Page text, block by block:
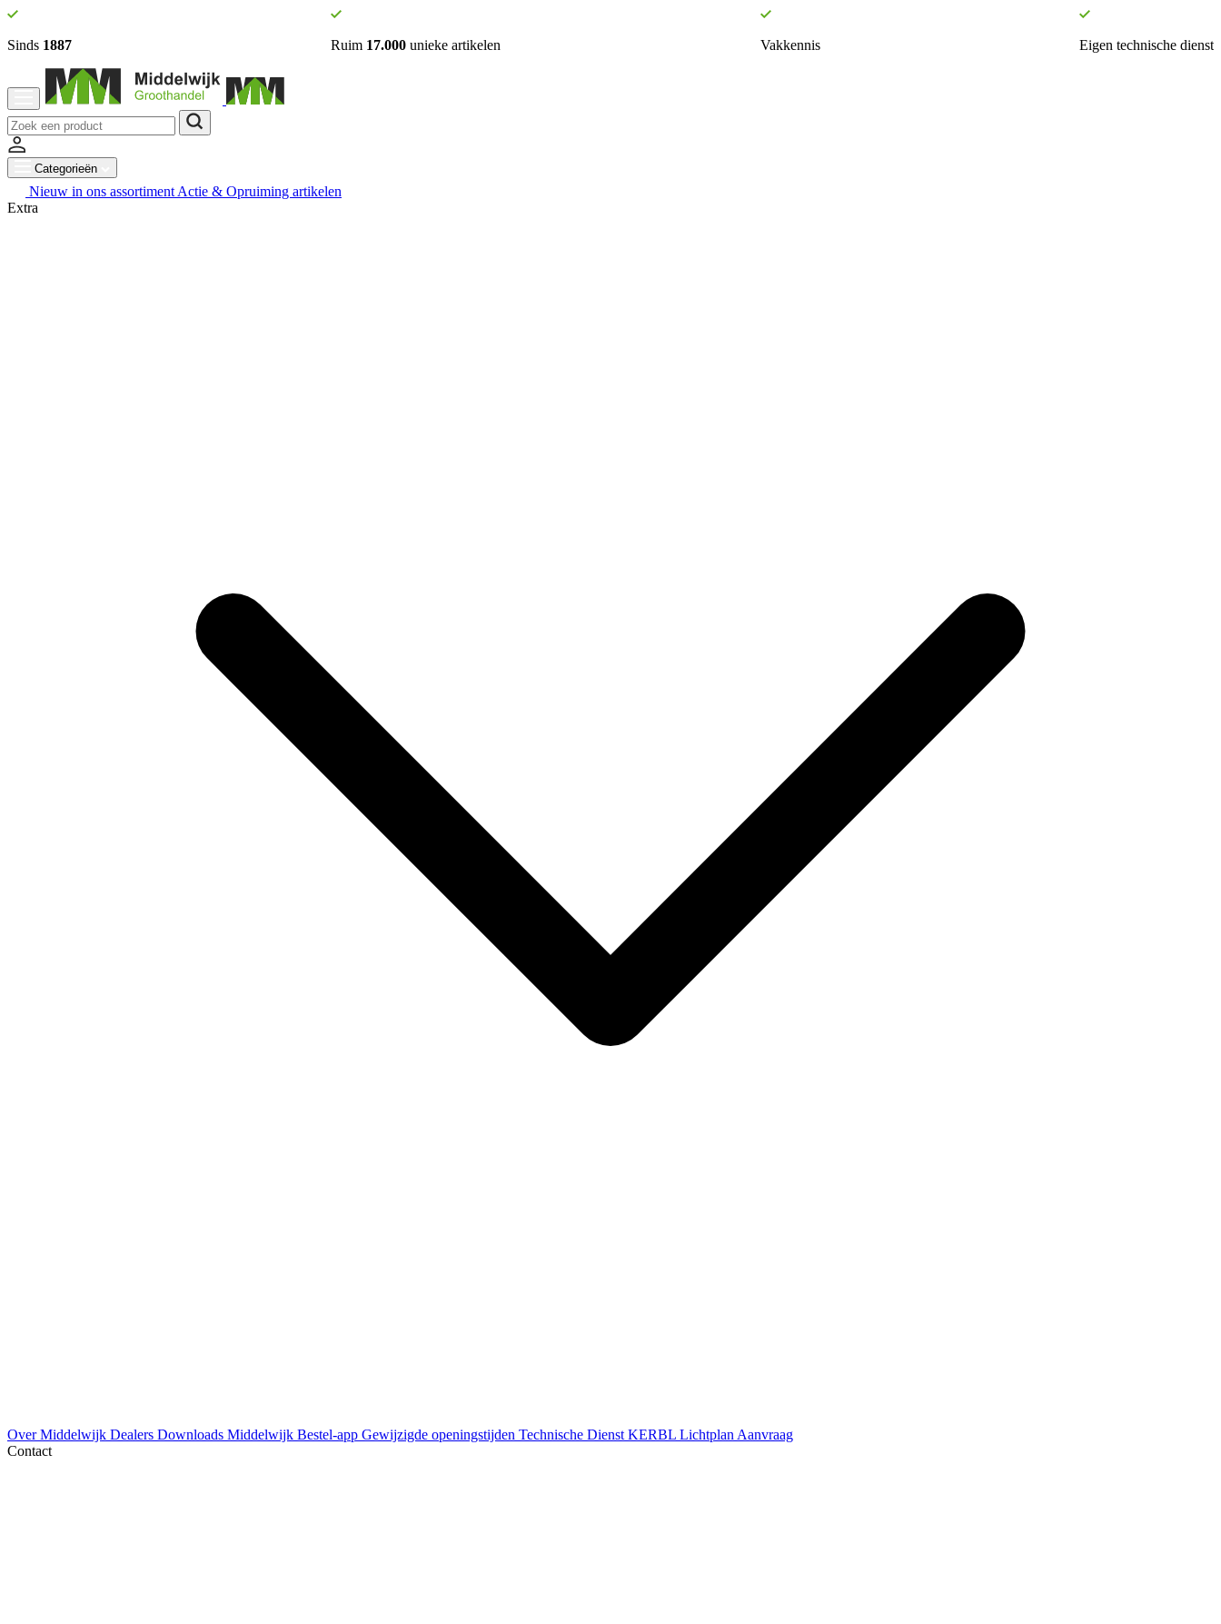
Sinds 1887 Ruim 17.000 unieke artikelen Vakkennis Eigen technische dienst
Categorieën
Nieuw in ons assortiment Actie & Opruiming artikelen
Extra
Over Middelwijk Dealers Downloads Middelwijk Bestel-app Gewijzigde openingstijden Technische Dienst KERBL Lichtplan Aanvraag
Contact